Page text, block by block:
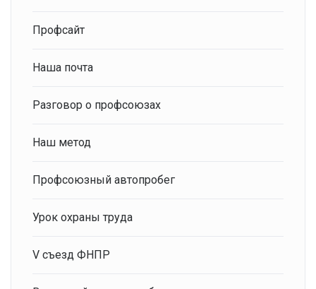
Профсайт
Наша почта
Разговор о профсоюзах
Наш метод
Профсоюзный автопробег
Урок охраны труда
V съезд ФНПР